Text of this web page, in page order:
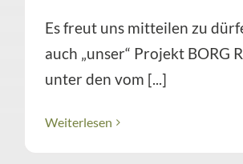
Es freut uns mitteilen zu
auch „unser“ Projekt BORG
unter den vom [...]
Weiterlesen